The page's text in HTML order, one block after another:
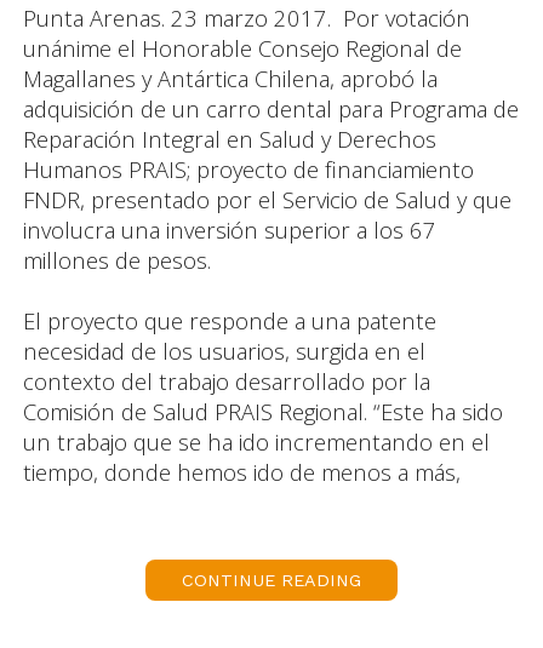
Punta Arenas. 23 marzo 2017. Por votación
unánime el Honorable Consejo Regional de
Magallanes y Antártica Chilena, aprobó la
adquisición de un carro dental para Programa de
Reparación Integral en Salud y Derechos
Humanos PRAIS; proyecto de financiamiento
FNDR, presentado por el Servicio de Salud y que
involucra una inversión superior a los 67
millones de pesos.
El proyecto que responde a una patente
necesidad de los usuarios, surgida en el
contexto del trabajo desarrollado por la
Comisión de Salud PRAIS Regional. “Este ha sido
un trabajo que se ha ido incrementando en el
tiempo, donde hemos ido de menos a más,
dental al no formar parte de los grupos
priorizados por los programas odontológicos en
CONTINUE READING